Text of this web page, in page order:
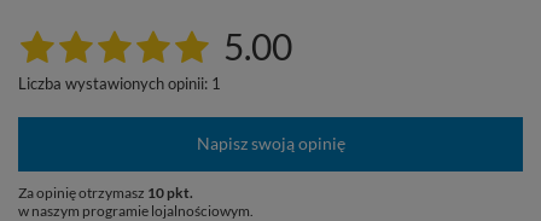
5.00
Liczba wystawionych opinii: 1
Napisz swoją opinię
Za opinię otrzymasz 10 pkt.
w naszym programie lojalnościowym.